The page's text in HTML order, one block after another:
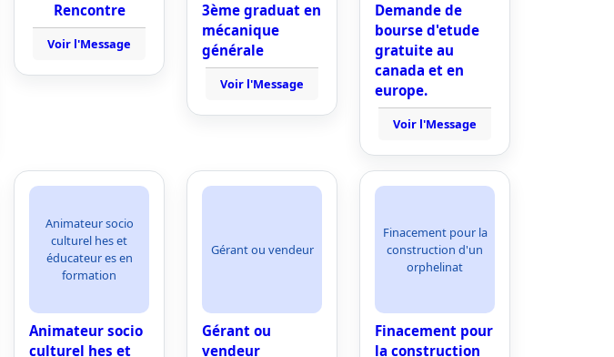
Rencontre
Voir l'Message
3ème graduat en
mécanique
générale
Voir l'Message
Demande de
bourse d'etude
gratuite au
canada et en
europe.
Voir l'Message
Animateur socio
culturel hes et
éducateur es en
formation
Animateur socio
culturel hes et
Gérant ou vendeur
Gérant ou
vendeur
Finacement pour la
construction d'un
orphelinat
Finacement pour
la construction